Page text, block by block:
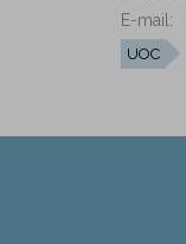
E-mail:
UOC